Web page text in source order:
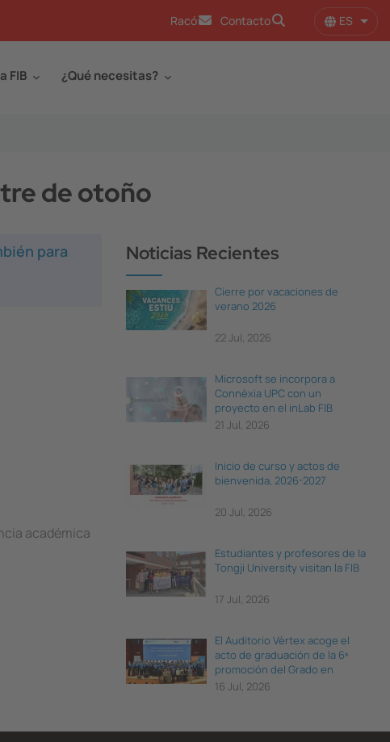
Racó Contacto ES
FIB ¿Qué necesitas?
de otoño
para
académica
Noticias Recientes
Cierre por vacaciones de
verano 2026
22 Jul, 2026
Microsoft se incorpora a
Connèxia UPC con un
proyecto en el inLab FIB
21 Jul, 2026
Inicio de curso y actos de
bienvenida, 2026-2027
20 Jul, 2026
Estudiantes y profesores de la
Tongji University visitan la FIB
17 Jul, 2026
El Auditorio Vèrtex acoge el
acto de graduación de la 6ª
promoción del Grado en
Ciencia e Ingeniería de Datos
16 Jul, 2026